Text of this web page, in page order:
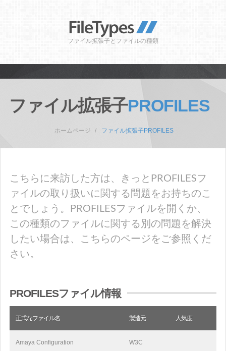
ファイル拡張子とファイルの種類
ファイル拡張子PROFILES
ホームページ ファイル拡張子PROFILES
こちらに来訪した方は、きっとPROFILESフ
ァイルの取り扱いに関する問題をお持ちのこ
とでしょう。PROFILESファイルを開くか、
この種類のファイルに関する別の問題を解決
したい場合は、こちらのページをご参照くだ
さい。
PROFILESファイル情報
正式なファイル名 製造元 人気度
Amaya Configuration W3C